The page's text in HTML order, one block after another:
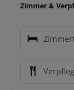
Zimmer &